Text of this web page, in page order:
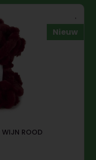
Nieuw
WIJN ROOD